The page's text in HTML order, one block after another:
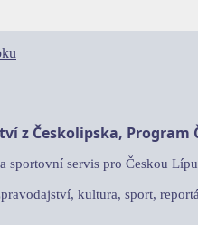
z Českolipska, Program
sportovní servis pro Českou
kultura, sport,